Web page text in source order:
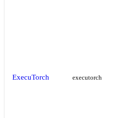
ExecuTorch executorch